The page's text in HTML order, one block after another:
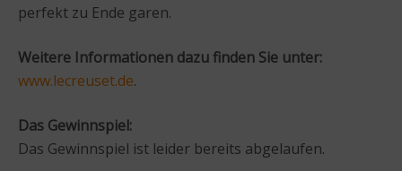
perfekt zu Ende garen.
Weitere Informationen dazu finden Sie unter:
www.lecreuset.de.
Das Gewinnspiel:
Das Gewinnspiel ist leider bereits abgelaufen.